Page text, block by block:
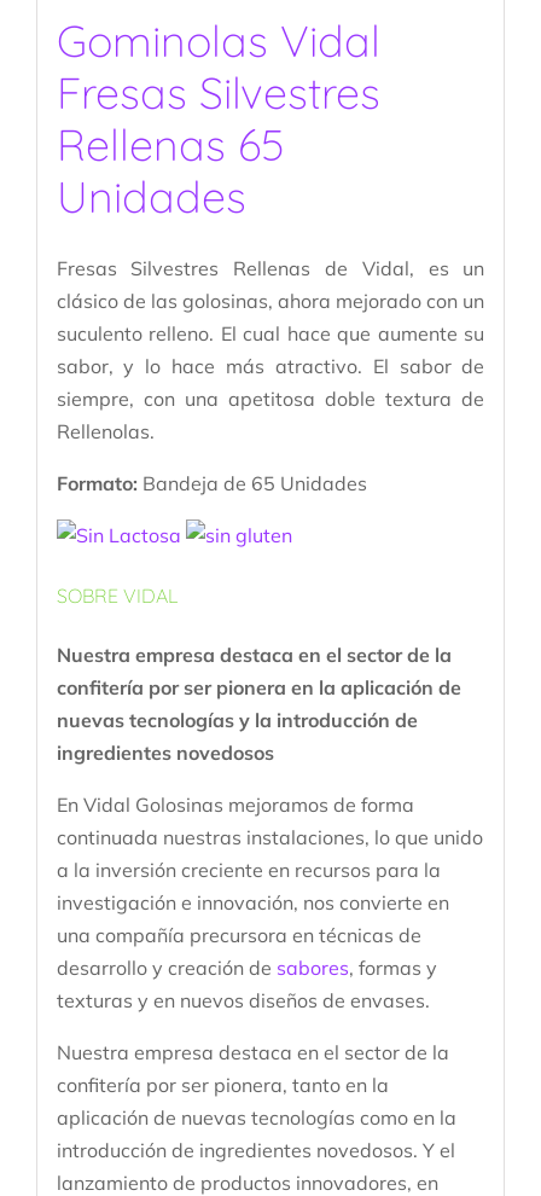
Gominolas Vidal
Fresas Silvestres
Rellenas 65
Unidades
Fresas Silvestres Rellenas de Vidal, es un
clásico de las golosinas, ahora mejorado con un
suculento relleno. El cual hace que aumente su
sabor, y lo hace más atractivo. El sabor de
siempre, con una apetitosa doble textura de
Rellenolas.
Formato: Bandeja de 65 Unidades
SOBRE VIDAL
Nuestra empresa destaca en el sector de la
confitería por ser pionera en la aplicación de
nuevas tecnologías y la introducción de
ingredientes novedosos
En Vidal Golosinas mejoramos de forma
continuada nuestras instalaciones, lo que unido
a la inversión creciente en recursos para la
investigación e innovación, nos convierte en
una compañía precursora en técnicas de
desarrollo y creación de sabores, formas y
texturas y en nuevos diseños de envases.
Nuestra empresa destaca en el sector de la
confitería por ser pionera, tanto en la
aplicación de nuevas tecnologías como en la
introducción de ingredientes novedosos. Y el
lanzamiento de productos innovadores, en